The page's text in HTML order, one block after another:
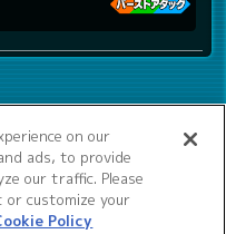
on our
ads, to provide
our traffic. Please
customize your
Policy